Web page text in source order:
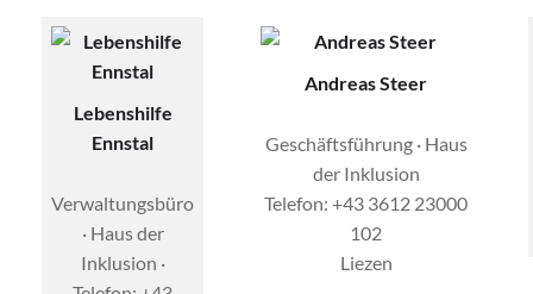
Lebenshilfe
Ennstal
Verwaltungsbüro
· Haus der
Inklusion ·
Andreas Steer
Geschäftsführung · Haus
der Inklusion
Telefon: +43 3612 23000
102
Liezen